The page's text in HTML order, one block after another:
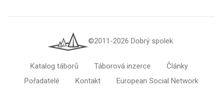
©2011-2026 Dobrý spolek.
Katalog táborů Táborová inzerce
Články
Pořadatelé
Kontakt European Social Network